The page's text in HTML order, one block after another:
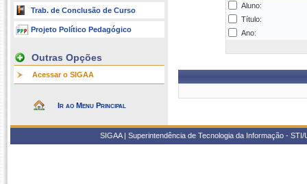
Trab. de Conclusão de Curso
Projeto Político Pedagógico
Outras Opções
Acessar o SIGAA
Ir ao Menu Principal
Aluno:
Título:
Ano:
SIGAA | Superintendência de Tecnologia da Informação -